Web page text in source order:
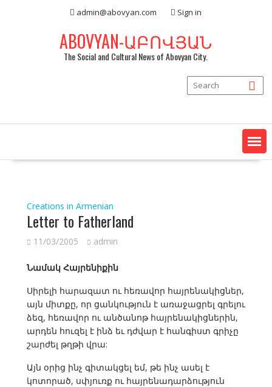
admin@abovyan.com Sign in
ABOVYAN-ԱԲՈՎՅԱՆ
The Social and Cultural News of Abovyan City.
Creations in Armenian
Letter to Fatherland
11/03/2005 admin
Նամակ Հայրենիքին
Սիրելի հարազատ ու հեռավոր հայրենակիցներ,
այն միտքը, որ ցանկություն է առաջացրել գրելու
ձեզ, հեռավոր ու անծանոթ հայրենակիցներին,
արդեն հուզել է ինձ եւ դժվար է հանգիստ գրիչը
շարժել թղթի վրա:
Այն օրից ինչ գիտակցել եմ, թե ինչ ասել է
կոտորած, սփյուռք ու հայրենադարձություն